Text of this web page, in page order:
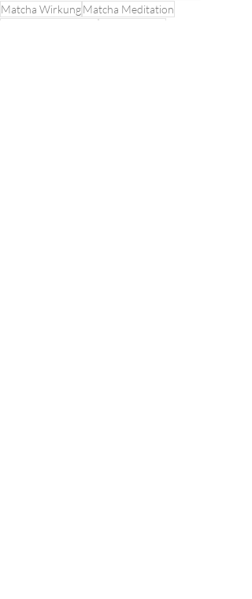
Matcha WirkungMatcha Meditation